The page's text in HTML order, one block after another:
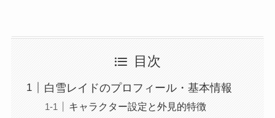
目次
白雪レイドのプロフィール・基本情報
キャラクター設定と外見的特徴